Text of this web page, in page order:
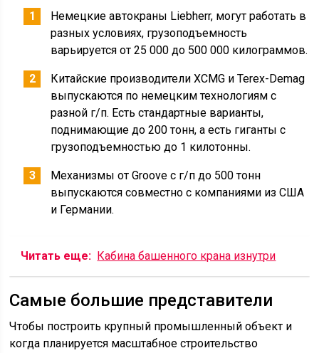
Немецкие автокраны Liebherr, могут работать в
разных условиях, грузоподъемность
варьируется от 25 000 до 500 000 килограммов.
Китайские производители XCMG и Terex-Demag
выпускаются по немецким технологиям с
разной г/п. Есть стандартные варианты,
поднимающие до 200 тонн, а есть гиганты с
грузоподъемностью до 1 килотонны.
Механизмы от Groove с г/п до 500 тонн
выпускаются совместно с компаниями из США
и Германии.
Читать еще: Кабина башенного крана изнутри
Самые большие представители
Чтобы построить крупный промышленный объект и
когда планируется масштабное строительство